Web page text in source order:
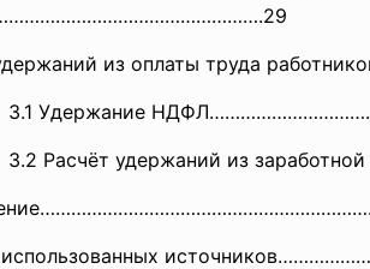
из оплаты труда
удержаний из
использованных